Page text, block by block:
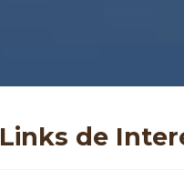
Links de